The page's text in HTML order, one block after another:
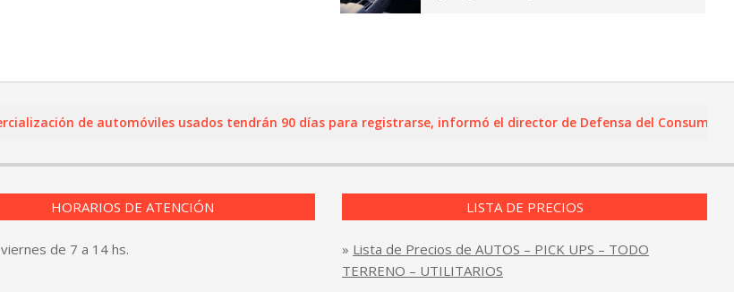
de automóviles usados tendrán 90 días para registrarse, informó el director de Defensa del Consumidor y
HORARIOS DE ATENCIÓN
de 7 a 14 hs.
LISTA DE PRECIOS
» Lista de Precios de AUTOS – PICK UPS – TODO
TERRENO – UTILITARIOS